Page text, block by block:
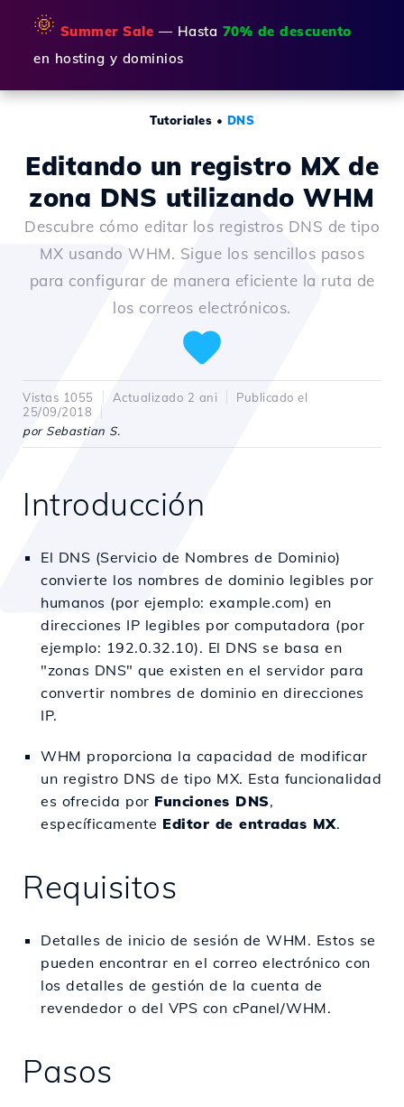
🌞 Summer Sale — Hasta 70% de descuento
en hosting y dominios
Tutoriales • DNS
Editando un registro MX de
zona DNS utilizando WHM
Descubre cómo editar los registros DNS de tipo
MX usando WHM. Sigue los sencillos pasos
para configurar de manera eficiente la ruta de
los correos electrónicos.
Vistas 1055 Actualizado 2 ani
Publicado el
25/09/2018
por Sebastian S.
Introducción
El DNS (Servicio de Nombres de Dominio)
convierte los nombres de dominio legibles por
humanos (por ejemplo: example.com) en
direcciones IP legibles por computadora (por
ejemplo: 192.0.32.10). El DNS se basa en
"zonas DNS" que existen en el servidor para
convertir nombres de dominio en direcciones
IP.
WHM proporciona la capacidad de modificar
un registro DNS de tipo MX. Esta funcionalidad
es ofrecida por Funciones DNS,
específicamente Editor de entradas MX.
Requisitos
Detalles de inicio de sesión de WHM. Estos se
pueden encontrar en el correo electrónico con
los detalles de gestión de la cuenta de
revendedor o del VPS con cPanel/WHM.
Pasos